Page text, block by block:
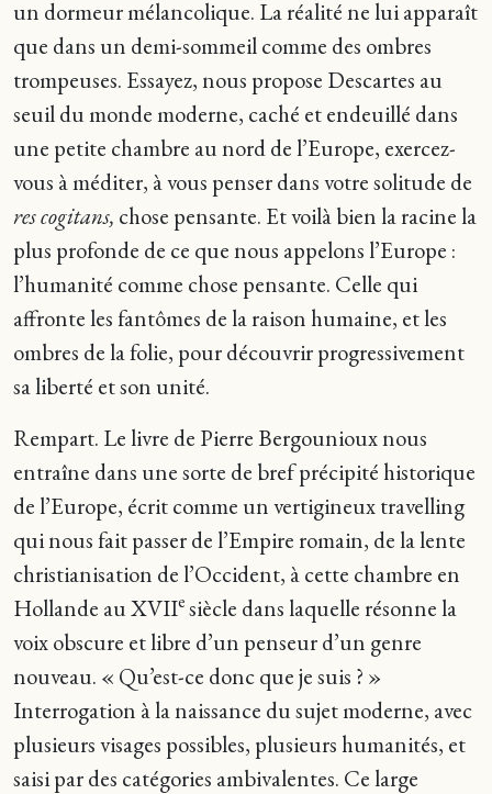
un dormeur mélancolique. La réalité ne lui apparaît
que dans un demi-sommeil comme des ombres
trompeuses. Essayez, nous propose Descartes au
seuil du monde moderne, caché et endeuillé dans
une petite chambre au nord de l’Europe, exercez-
vous à méditer, à vous penser dans votre solitude de
res cogitans, chose pensante. Et voilà bien la racine la
plus profonde de ce que nous appelons l’Europe :
l’humanité comme chose pensante. Celle qui
affronte les fantômes de la raison humaine, et les
ombres de la folie, pour découvrir progressivement
sa liberté et son unité.
Rempart. Le livre de Pierre Bergounioux nous
entraîne dans une sorte de bref précipité historique
de l’Europe, écrit comme un vertigineux travelling
qui nous fait passer de l’Empire romain, de la lente
christianisation de l’Occident, à cette chambre en
Hollande au XVIIesiècle dans laquelle résonne la
voix obscure et libre d’un penseur d’un genre
nouveau. « Qu’est-ce donc que je suis ? »
Interrogation à la naissance du sujet moderne, avec
plusieurs visages possibles, plusieurs humanités, et
saisi par des catégories ambivalentes. Ce large